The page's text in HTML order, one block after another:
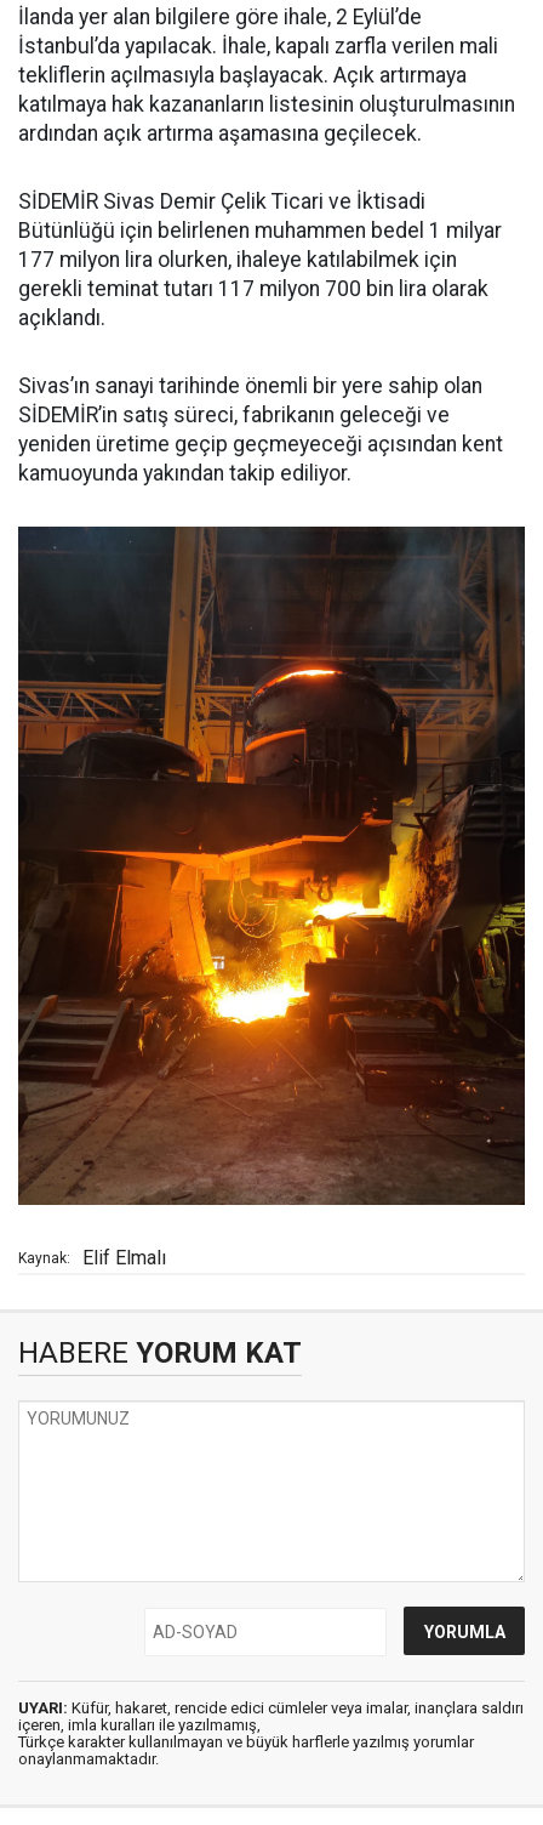
İlanda yer alan bilgilere göre ihale, 2 Eylül’de
İstanbul’da yapılacak. İhale, kapalı zarfla verilen mali
tekliflerin açılmasıyla başlayacak. Açık artırmaya
katılmaya hak kazananların listesinin oluşturulmasının
ardından açık artırma aşamasına geçilecek.
SİDEMİR Sivas Demir Çelik Ticari ve İktisadi
Bütünlüğü için belirlenen muhammen bedel 1 milyar
177 milyon lira olurken, ihaleye katılabilmek için
gerekli teminat tutarı 117 milyon 700 bin lira olarak
açıklandı.
Sivas’ın sanayi tarihinde önemli bir yere sahip olan
SİDEMİR’in satış süreci, fabrikanın geleceği ve
yeniden üretime geçip geçmeyeceği açısından kent
kamuoyunda yakından takip ediliyor.
Kaynak: Elif Elmalı
HABERE YORUM KAT
UYARI: Küfür, hakaret, rencide edici cümleler veya imalar, inançlara saldırı
içeren, imla kuralları ile yazılmamış,
Türkçe karakter kullanılmayan ve büyük harflerle yazılmış yorumlar
onaylanmamaktadır.